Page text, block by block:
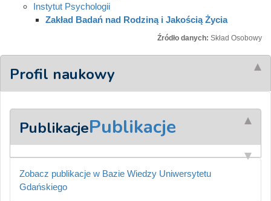
Instytut Psychologii
Zakład Badań nad Rodziną i Jakością Życia
Źródło danych: Skład Osobowy
Profil naukowy
PublikacjePublikacje
Zobacz publikacje w Bazie Wiedzy Uniwersytetu
Gdańskiego